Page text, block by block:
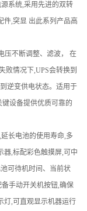
系统,采用先进的双转
件,突显 出此系列产品高
压不断调整、滤波， 在
败情况下,UPS会转换到
逆变供电状态。适用于
设备提供优质可靠的
长电池的使用寿命,多
器,标配彩色触摸屏,可中
可待机时间、当前状
手动开关机按钮,确保
灯,可直观显示机器运行